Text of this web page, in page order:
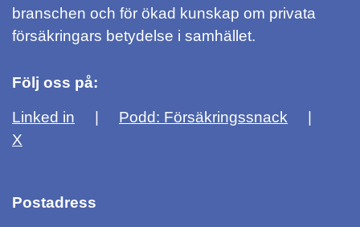
branschen och för ökad kunskap om privata
försäkringars betydelse i samhället.
Följ oss på:
Linked in
Podd: Försäkringssnack
X
Postadress